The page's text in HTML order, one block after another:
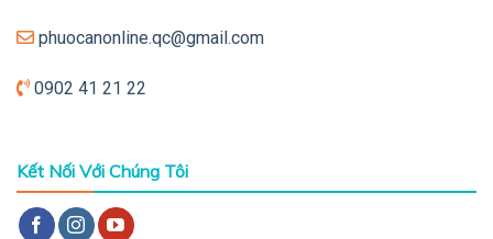
phuocanonline.qc@gmail.com
0902 41 21 22
Kết Nối Với Chúng Tôi